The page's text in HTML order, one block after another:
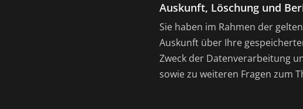
Auskunft, Löschung und
Sie haben im Rahmen der
Auskunft über Ihre
Zweck der Datenverarbeitung
sowie zu weiteren Fragen zum